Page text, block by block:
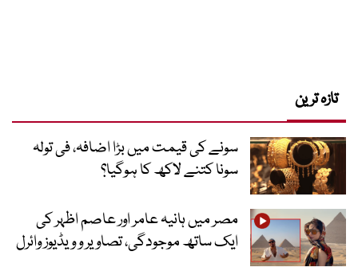
تازہ ترین
سونے کی قیمت میں بڑا اضافہ، فی تولہ
سونا کتنے لاکھ کا ہوگیا؟
مصر میں ہانیہ عامر اور عاصم اظہر کی
ایک ساتھ موجودگی، تصاویر و ویڈیوز وائرل